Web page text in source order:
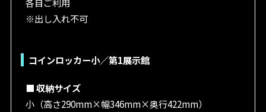
※出し入れ不可
コインロッカー小／第1展示館
■ 収納サイズ
小（高さ290mm×幅346mm×奥行422mm）